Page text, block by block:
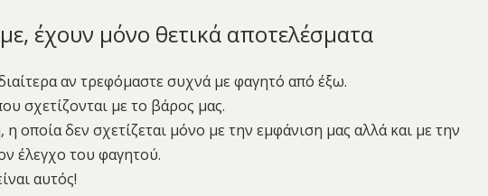
έχουν μόνο θετικά αποτελέσματα
αν τρεφόμαστε συχνά με φαγητό από έξω.
σχετίζονται με το βάρος μας.
οποία δεν σχετίζεται μόνο με την εμφάνιση μας αλλά και με την
έλεγχο του φαγητού.
αυτός!